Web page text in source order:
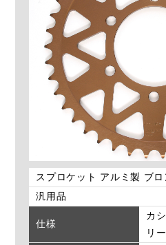
スプロケット アルミ製 ブ
汎用品
仕様
カ
リ